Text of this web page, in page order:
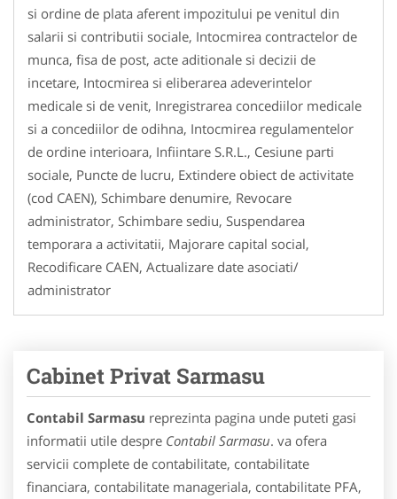
si ordine de plata aferent impozitului pe venitul din
salarii si contributii sociale, Intocmirea contractelor de
munca, fisa de post, acte aditionale si decizii de
incetare, Intocmirea si eliberarea adeverintelor
medicale si de venit, Inregistrarea concediilor medicale
si a concediilor de odihna, Intocmirea regulamentelor
de ordine interioara, Infiintare S.R.L., Cesiune parti
sociale, Puncte de lucru, Extindere obiect de activitate
(cod CAEN), Schimbare denumire, Revocare
administrator, Schimbare sediu, Suspendarea
temporara a activitatii, Majorare capital social,
Recodificare CAEN, Actualizare date asociati/
administrator
Cabinet Privat Sarmasu
Contabil Sarmasu reprezinta pagina unde puteti gasi
informatii utile despre Contabil Sarmasu. va ofera
servicii complete de contabilitate, contabilitate
financiara, contabilitate manageriala, contabilitate PFA,